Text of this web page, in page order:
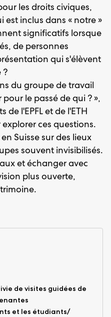
les droits civiques,
est inclus dans « notre »
significatifs lorsque
de personnes
qui s'élèvent
?
du groupe de travail
le passé de qui ? »,
l'EPFL et de l'ETH
ces questions.
Suisse sur des lieux
souvent invisibilisés.
et échanger avec
plus ouverte,
de visites guidées de
et les étudiants/